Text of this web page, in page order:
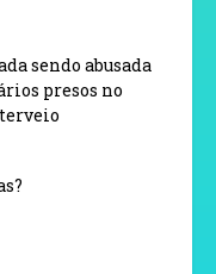
sendo abusada
presos no